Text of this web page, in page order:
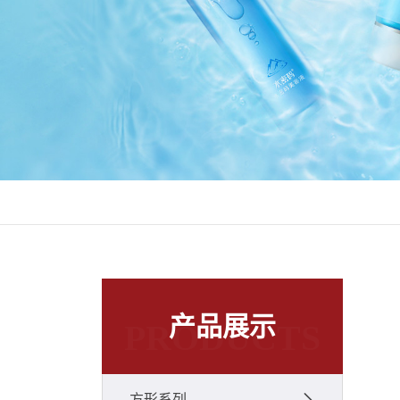
产品展示
PRODUCTS